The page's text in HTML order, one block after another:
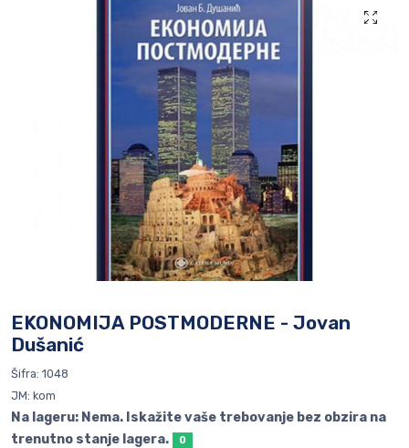
EKONOMIJA POSTMODERNE - Jovan
Dušanić
Šifra: 1048
JM: kom
Na lageru: Nema. Iskažite vaše trebovanje bez obzira na
trenutno stanje lagera.
0